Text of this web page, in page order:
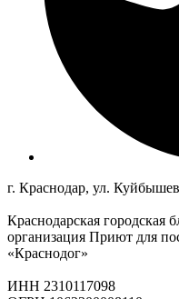
г. Краснодар, ул.
Краснодарская городская
организация Приют для
«Краснодог»
ИНН 2310117098